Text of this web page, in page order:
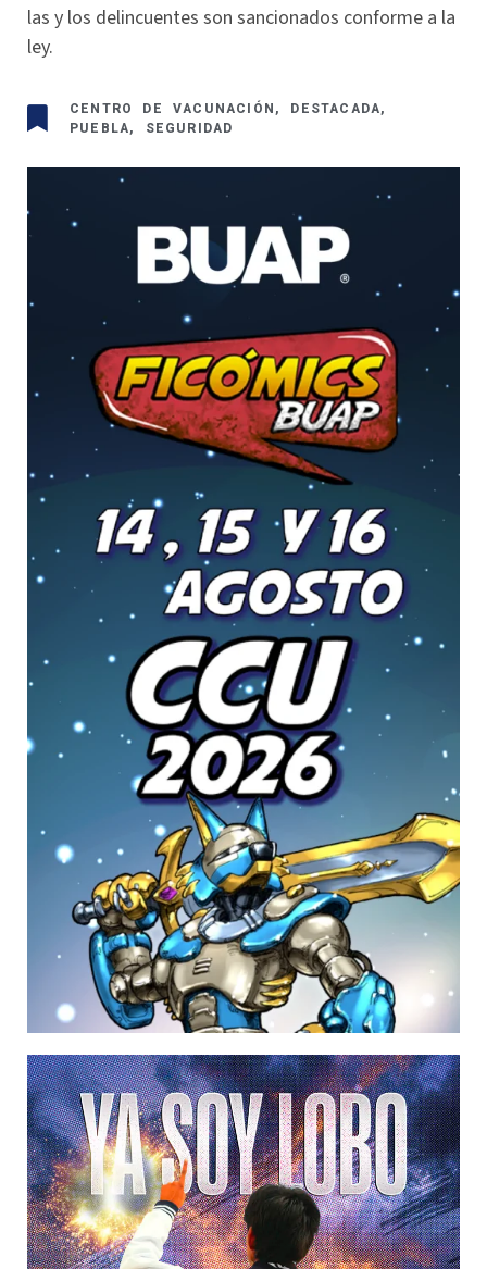
las y los delincuentes son sancionados conforme a la
ley.
CENTRO DE VACUNACIÓN , DESTACADA,
PUEBLA, SEGURIDAD